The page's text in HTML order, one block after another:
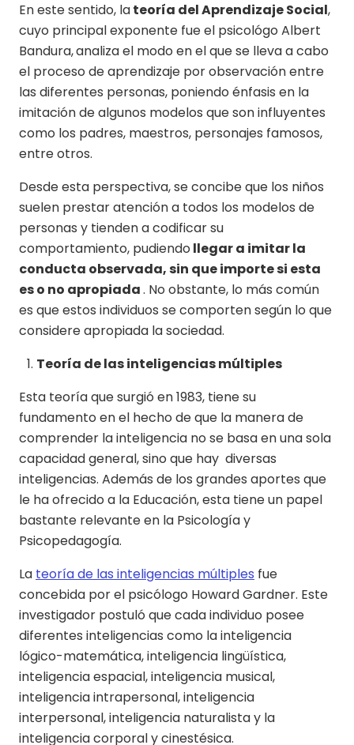
En este sentido, lateoría del Aprendizaje Social,
cuyo principal exponente fue el psicológo Albert
Bandura,analiza el modo en el que se lleva a cabo
el proceso de aprendizaje por observación entre
las diferentes personas, poniendo énfasis en la
imitación de algunos modelos que son influyentes
como los padres, maestros, personajes famosos,
entre otros.
Desde esta perspectiva, se concibe que los niños
suelen prestar atención a todos los modelos de
personas y tienden a codificar su
comportamiento, pudiendo llegar a imitar la
conducta observada, sin que importe si esta
es o no apropiada. No obstante, lo más común
es que estos individuos se comporten según lo que
considere apropiada la sociedad.
Teoría de las inteligencias múltiples
Esta teoría que surgió en 1983, tiene su
fundamento en el hecho de que la manera de
comprender la inteligencia no se basa en una sola
capacidad general, sino que hay diversas
inteligencias. Además de los grandes aportes que
le ha ofrecido a la Educación, esta tiene un papel
bastante relevante en la Psicología y
Psicopedagogía.
La teoría de las inteligencias múltiples fue
concebida por el psicólogo Howard Gardner. Este
investigador postuló que cada individuo posee
diferentes inteligencias como la inteligencia
lógico-matemática, inteligencia lingüística,
inteligencia espacial, inteligencia musical,
inteligencia intrapersonal, inteligencia
interpersonal, inteligencia naturalista y la
inteligencia corporal y cinestésica.